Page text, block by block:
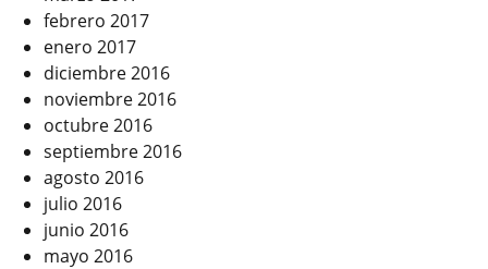
febrero 2017
enero 2017
diciembre 2016
noviembre 2016
octubre 2016
septiembre 2016
agosto 2016
julio 2016
junio 2016
mayo 2016